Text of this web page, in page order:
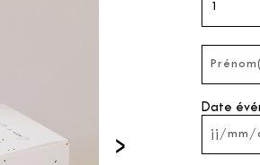
›
Date